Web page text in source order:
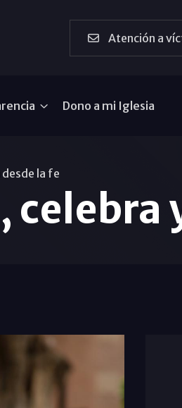
Atención a
Dono a mi Iglesia
la fe
celebra